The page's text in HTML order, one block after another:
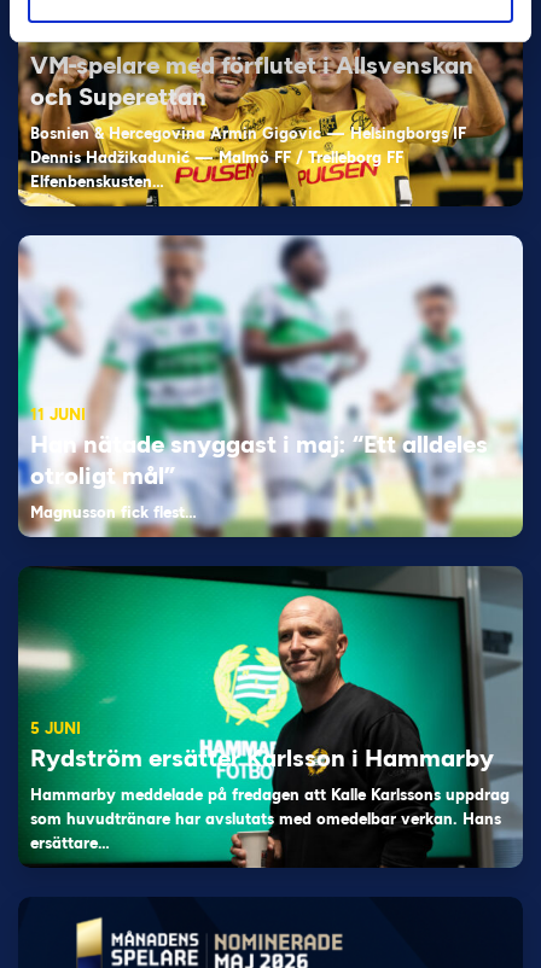
VM-spelare med förflutet i Allsvenskan
och Superettan
Bosnien & Hercegovina Armin Gigovic — Helsingborgs IF
Dennis Hadžikadunić — Malmö FF / Trelleborg FF
Elfenbenskusten…
11 JUNI
Han nätade snyggast i maj: “Ett alldeles
otroligt mål”
Magnusson fick flest…
5 JUNI
Rydström ersätter Karlsson i Hammarby
Hammarby meddelade på fredagen att Kalle Karlssons uppdrag
som huvudtränare har avslutats med omedelbar verkan. Hans
ersättare…